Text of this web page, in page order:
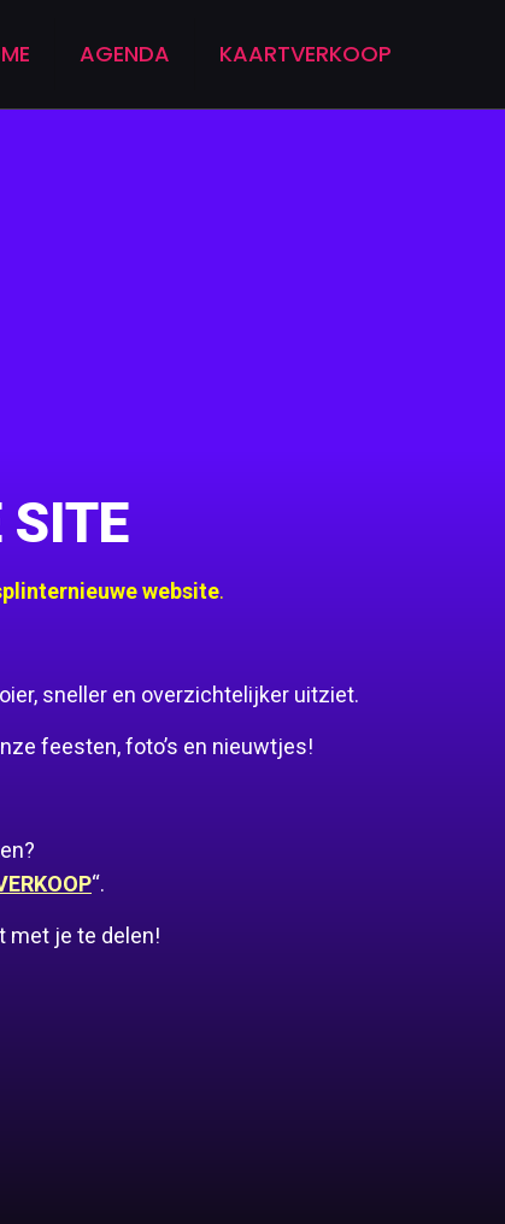
AGENDA KAARTVERKOOP
SITE
website.
sneller en overzichtelijker uitziet.
feesten, foto’s en nieuwtjes!
“.
met je te delen!